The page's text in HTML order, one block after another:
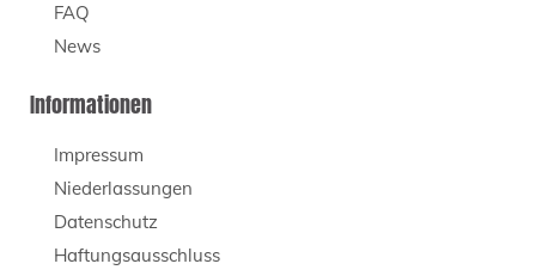
FAQ
News
Informationen
Impressum
Niederlassungen
Datenschutz
Haftungsausschluss